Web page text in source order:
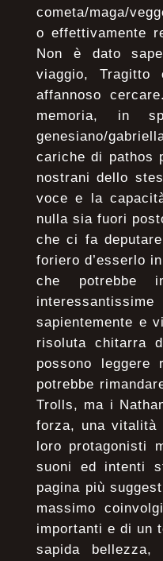
cometa/maga/
o effettivamente
Non è dato
viaggio, Tragitto
affannoso
memoria, in
genesiano/
cariche di pathos
nostrani dello
voce e la
nulla sia fuori
che ci fa
foriero d’esserlo
che potrebbe
sapientemente e
risoluta chitarra
possono leggere
potrebbe
Trolls, ma i
forza, una
loro protagonisti
suoni ed intenti
pagina più
massimo
importanti e di un
sapida